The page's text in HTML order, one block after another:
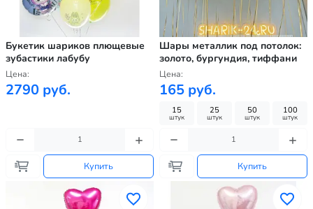
Букетик шариков плющевые
зубастики лабубу
Цена:
2790 руб.
Купить
Шары металлик под потолок:
золото, бургундия, тиффани
Цена:
165 руб.
15
штук
25
штук
50
штук
100
штук
Купить